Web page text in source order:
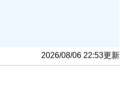
2026/08/06 22:53更新